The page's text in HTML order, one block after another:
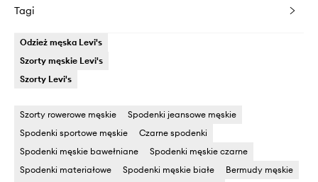
Tagi
Odzież męska Levi's
Szorty męskie Levi's
Szorty Levi's
Szorty rowerowe męskie
Spodenki jeansowe męskie
Spodenki sportowe męskie
Czarne spodenki
Spodenki męskie bawełniane
Spodenki męskie czarne
Spodenki materiałowe
Spodenki męskie białe
Bermudy męskie